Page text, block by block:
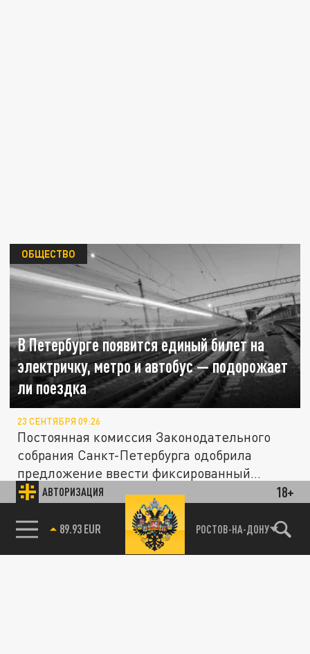
АВТОРИЗАЦИЯ 18+
85.64 BRENT РОСТОВ-НА-ДОНУ
В Петербурге появится единый билет на
электричку, метро и автобус — подорожает
ли поездка
ОБЩЕСТВО
23 СЕНТЯБРЯ 09:26
Постоянная комиссия Законодательного
собрания Санкт-Петербурга одобрила
предложение ввести фиксированный
тариф...
ОБЩЕСТВО